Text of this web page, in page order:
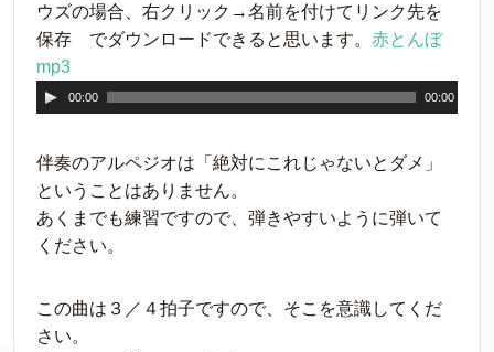
ウズの場合、右クリック→名前を付けてリンク先を
保存 でダウンロードできると思います。 赤とんぼ
mp3
音
レ
ー
ヤ
ー
00:00 00:00
伴奏のアルペジオは「絶対にこれじゃないとダメ」
ということはありません。
あくまでも練習ですので、弾きやすいように弾いて
ください。
この曲は３／４拍子ですので、そこを意識してくだ
さい。